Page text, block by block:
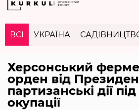
ВСІ УКРАЇНА
Херсонський
орден від
партизанські дії
окупації